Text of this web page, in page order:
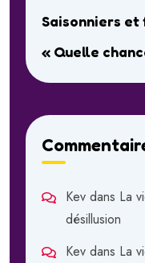
Saisonniers
« Quelle
Kev dans La
désillusion
Kev dans La